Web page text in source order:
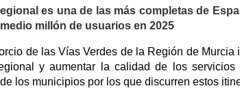
es una de las más completas de
millón de usuarios en 2025
de las Vías Verdes de la Región de
y aumentar la calidad de los
los municipios por los que discurren estos